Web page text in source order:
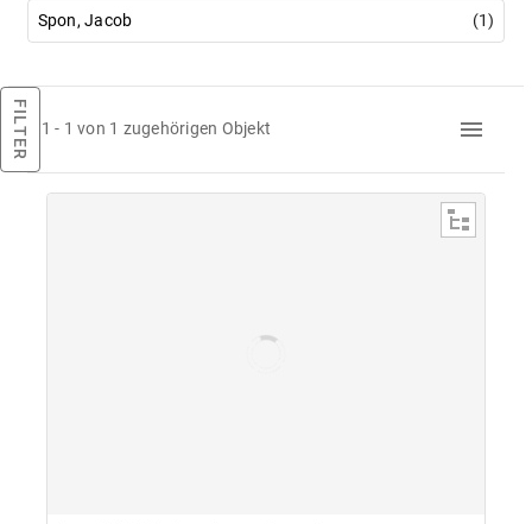
Spon, Jacob (1)
FILTER 1 - 1 von 1 zugehörigen Objekt